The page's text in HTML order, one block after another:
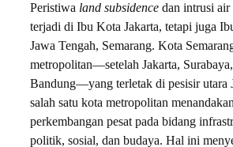
Peristiwa land subsidence dan intrusi
terjadi di Ibu Kota Jakarta, tetapi juga
Jawa Tengah, Semarang. Kota
metropolitan—setelah Jakarta,
Bandung—yang terletak di pesisir utara
salah satu kota metropolitan
perkembangan pesat pada bidang
politik, sosial, dan budaya. Hal ini